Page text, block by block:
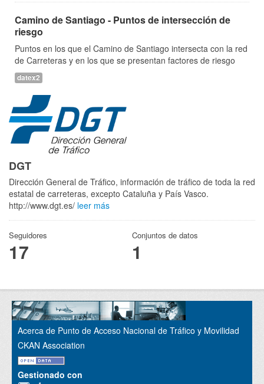
Camino de Santiago - Puntos de intersección de
riesgo
Puntos en los que el Camino de Santiago intersecta con la red
de Carreteras y en los que se presentan factores de riesgo
datex2
DGT
Dirección General de Tráfico, información de tráfico de toda la red
estatal de carreteras, excepto Cataluña y País Vasco.
http://www.dgt.es/ leer más
Seguidores
17
Conjuntos de datos
1
Acerca de Punto de Acceso Nacional de Tráfico y Movilidad
CKAN Association
Gestionado con